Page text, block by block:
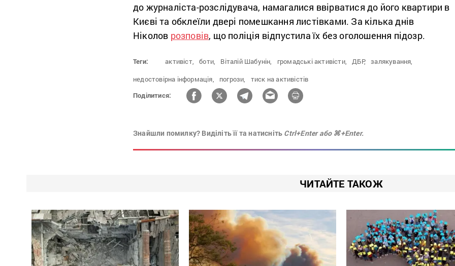
до журналіста-розслідувача, намагалися ввірватися до його квартири в
Києві та обклеїли двері помешкання листівками. За кілька днів
Ніколов розповів, що поліція відпустила їх без оголошення підозр.
Теги: активіст, боти, Віталій Шабунін, громадські активісти, ДБР, залякування,
недостовірна інформація,
погрози,
тиск на активістів
Поділитися:
Знайшли помилку? Виділіть її та натисніть Ctrl+Enter або ⌘+Enter.
ЧИТАЙТЕ ТАКОЖ